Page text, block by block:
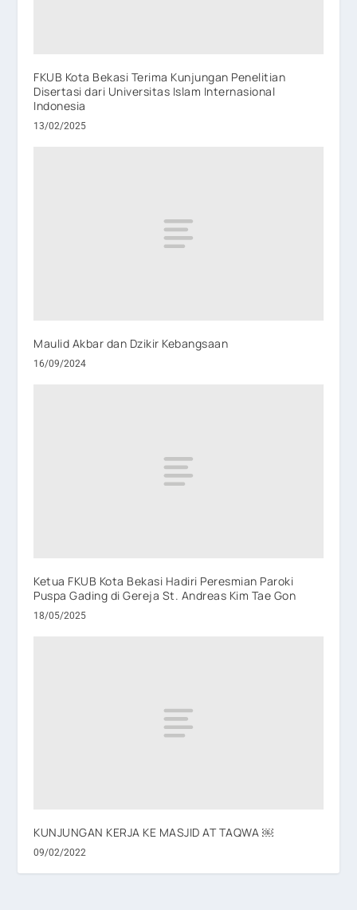
FKUB Kota Bekasi Terima Kunjungan Penelitian
Disertasi dari Universitas Islam Internasional
Indonesia
13/02/2025
Maulid Akbar dan Dzikir Kebangsaan
16/09/2024
Ketua FKUB Kota Bekasi Hadiri Peresmian Paroki
Puspa Gading di Gereja St. Andreas Kim Tae Gon
18/05/2025
KUNJUNGAN KERJA KE MASJID AT TAQWA ￼
09/02/2022